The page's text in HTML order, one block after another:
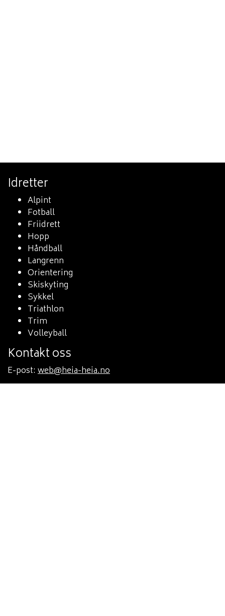
Idretter
Alpint
Fotball
Friidrett
Hopp
Håndball
Langrenn
Orientering
Skiskyting
Sykkel
Triathlon
Trim
Volleyball
Kontakt oss
E-post: web@heia-heia.no